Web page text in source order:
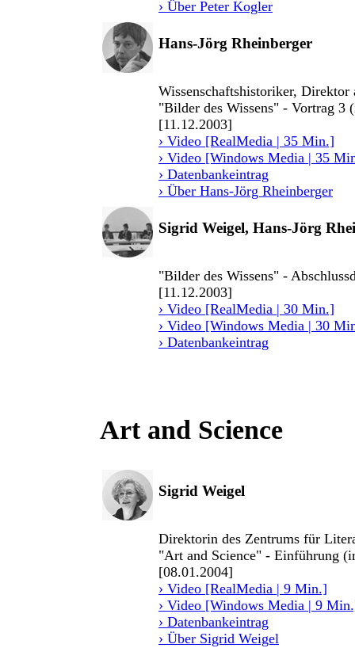
› Über Peter Kogler
Hans-Jörg Rheinberger
Wissenschaftshistoriker,
"Bilder des Wissens" - Vortrag 3
[11.12.2003]
› Video [RealMedia | 35 Min.]
› Video [Windows Media | 35
› Datenbankeintrag
› Über Hans-Jörg Rheinberger
Sigrid Weigel, Hans-Jörg
"Bilder des Wissens" -
[11.12.2003]
› Video [RealMedia | 30 Min.]
› Video [Windows Media | 30
› Datenbankeintrag
Art and Science
Sigrid Weigel
Direktorin des Zentrums für
"Art and Science" - Einführung
[08.01.2004]
› Video [RealMedia | 9 Min.]
› Video [Windows Media | 9
› Datenbankeintrag
› Über Sigrid Weigel